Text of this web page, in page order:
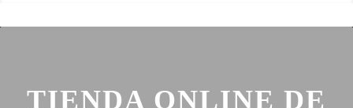
TIENDA ONLINE DE